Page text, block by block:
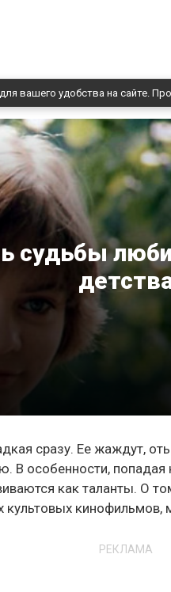
вашего удобства на сайте.
судьбы
сразу. Ее жаждут,
В особенности,
как таланты. О
культовых
РЕКЛАМА